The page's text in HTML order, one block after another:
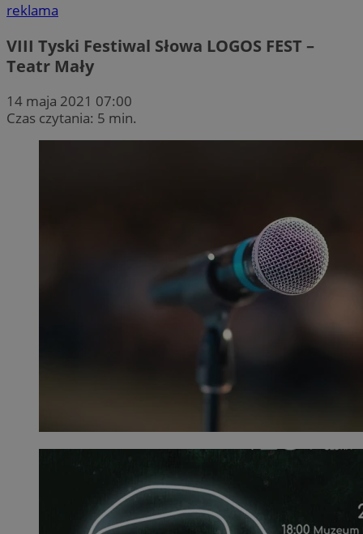
reklama
VIII Tyski Festiwal Słowa LOGOS FEST –
Teatr Mały
14 maja 2021 07:00
Czas czytania: 5 min.